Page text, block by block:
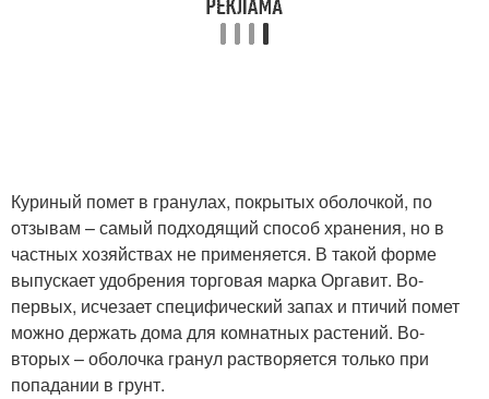
Куриный помет в гранулах, покрытых оболочкой, по
отзывам – самый подходящий способ хранения, но в
частных хозяйствах не применяется. В такой форме
выпускает удобрения торговая марка Оргавит. Во-
первых, исчезает специфический запах и птичий помет
можно держать дома для комнатных растений. Во-
вторых – оболочка гранул растворяется только при
попадании в грунт.